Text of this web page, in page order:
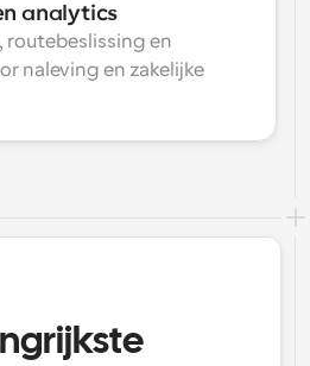
analytics
routebeslissing en
naleving en zakelijke